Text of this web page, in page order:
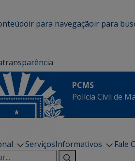
ir para navegaçãoir para
transparência
PCMS
Polícia Civil de
ServiçosInformativos Fale